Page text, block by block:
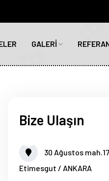
GALERİ
Bize Ulaşın
30 Ağustos
Etimesgut / ANKARA